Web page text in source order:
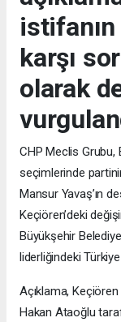
karşı
olarak
CHP Meclis Grubu,
seçimlerinde
Mansur Yavaş’ın
Keçiören’deki
Büyükşehir
liderliğindeki
Açıklama,
Hakan Ataoğlu